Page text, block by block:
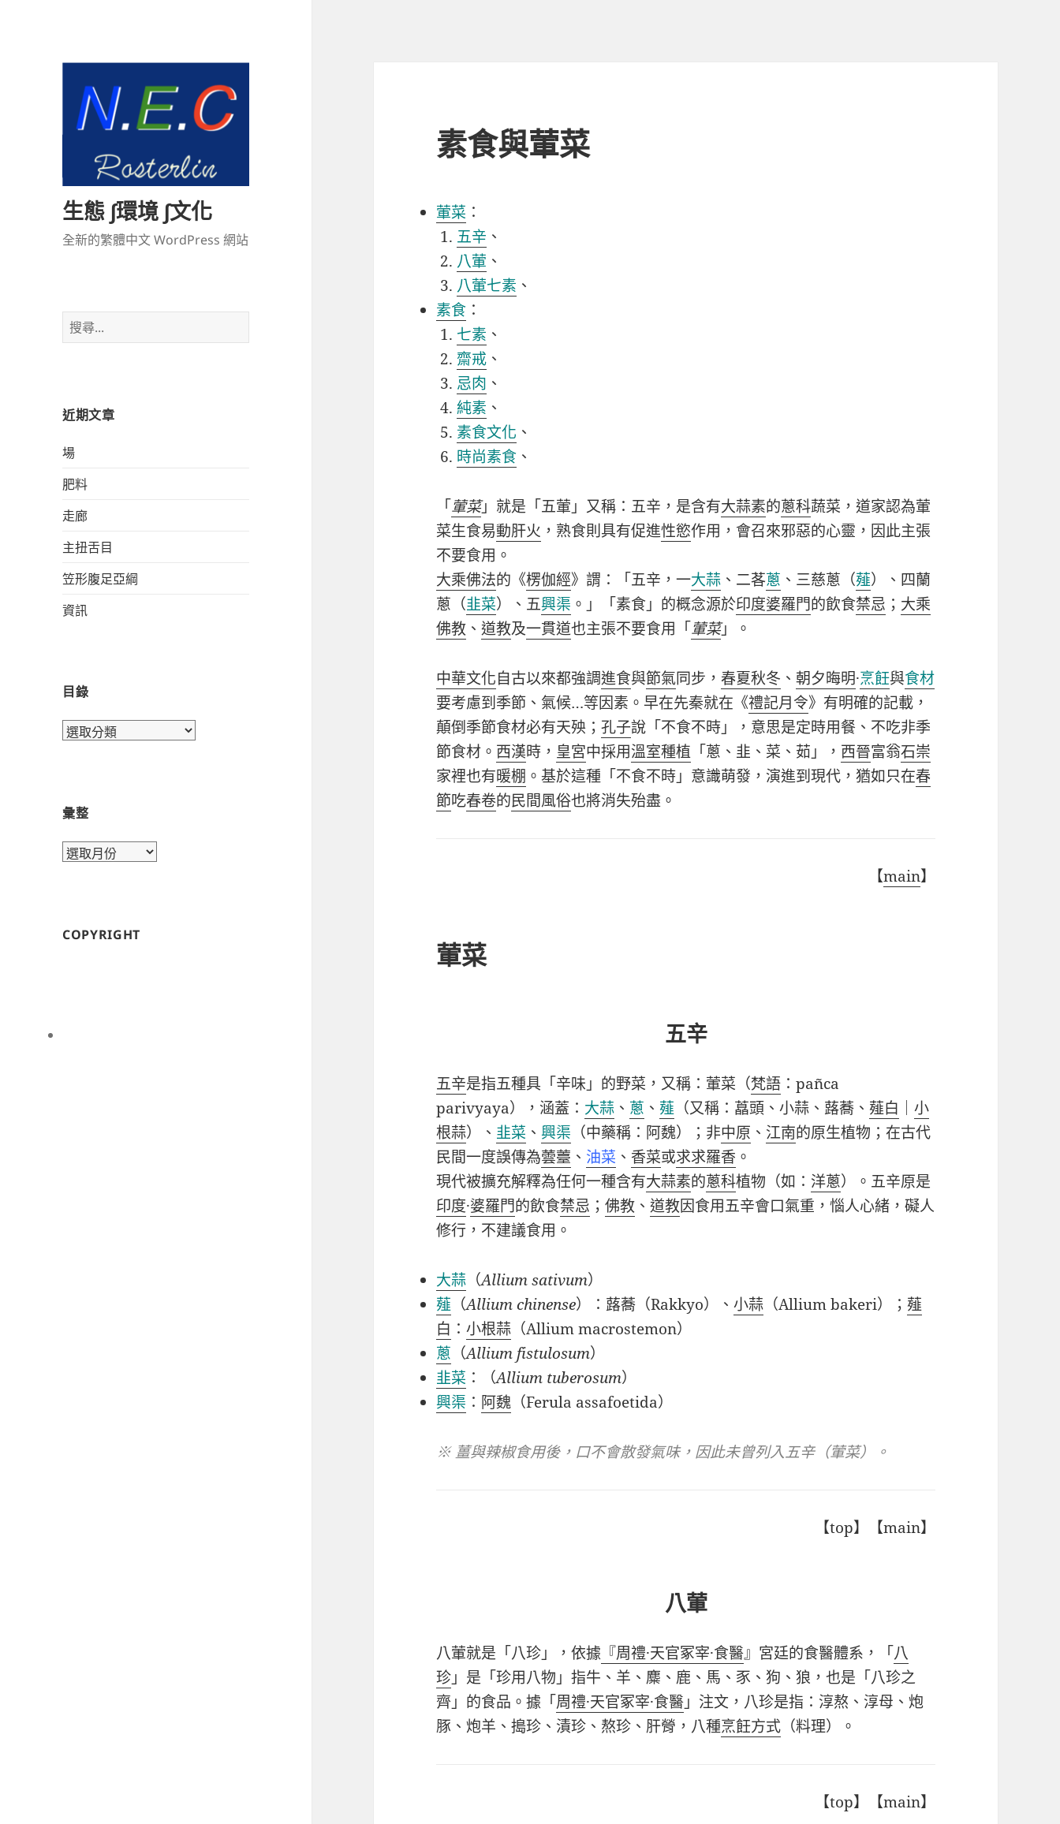
生態 ∫環境 ∫文化
全新的繁體中文 WordPress 網站
搜
尋
近期文章
場
肥料
走廊
主扭舌目
笠形腹足亞綱
資訊
目錄
目
彙整
彙
COPYRIGHT
素食與葷菜
葷菜 ：
五辛 、
八葷 、
八葷七素 、
素食 ：
七素 、
齋戒、
忌肉 、
純素 、
素食文化 、
時尚素食、
「葷菜」就是「五葷」又稱：五辛，是含有大蒜素的蔥科蔬菜，道家認為葷
菜生食易動肝火 ，熟食則具有促進性慾作用，會召來邪惡的心靈，因此主張
不要食用。
大乘佛法的《楞伽經》謂：「五辛，一大蒜 、二茖蔥 、三慈蔥（薤）、四蘭
蔥（韭菜）、五興渠 。」「素食」的概念源於印度婆羅門的飲食禁忌 ； 大乘
佛教 、道教及一貫道也主張不要食用「葷菜」。
中華文化自古以來都強調進食與節氣同步， 春夏秋冬 、朝夕晦明·烹飪與食材
要考慮到季節、氣候…等因素。早在先秦就在《禮記月令》有明確的記載，
顛倒季節食材必有天殃；孔子說「不食不時」，意思是定時用餐、不吃非季
節食材。 西漢時， 皇宮中採用溫室種植 「蔥、韭、菜、茹」， 西晉富翁石崇
家裡也有暖棚 。基於這種「不食不時」意識萌發，演進到現代，猶如只在春
節吃春卷的民間風俗也將消失殆盡。
【main】
葷菜
五辛
五辛是指五種具「辛味」的野菜，又稱： 葷菜 （梵語 ：pañca
parivyaya），涵蓋： 大蒜 、 蔥 、 薤 （又稱：藠頭、小蒜、蕗蕎、 薤白 ｜小
根蒜）、 韭菜 、興渠 （中藥稱：阿魏）；非中原 、 江南的原生植物；在古代
民間一度誤傳為蕓薹 、 油菜 、 香菜或求求羅香 。
現代被擴充解釋為任何一種含有大蒜素的蔥科植物（如： 洋蔥）。五辛原是
印度·婆羅門的飲食禁忌 ；佛教 、道教因食用五辛會口氣重，惱人心緒，礙人
修行，不建議食用。
大蒜 （Allium sativum）
薤 （Allium chinense）：蕗蕎（Rakkyo）、小蒜 （Allium bakeri）； 薤
白 ：小根蒜 （Allium macrostemon）
蔥 （Allium fistulosum）
韭菜 ：（Allium tuberosum）
興渠 ： 阿魏 （Ferula assafoetida）
※ 薑與辣椒食用後，口不會散發氣味，因此未曾列入五辛（葷菜）。
【top】【main】
八葷
八葷就是「八珍」，依據 『周禮·天官冢宰·食醫』宮廷的食醫體系，「八
珍」是「珍用八物」指牛、羊、麋、鹿、馬、豕、狗、狼，也是「八珍之
齊」的食品。據「周禮·天官冢宰·食醫」注文，八珍是指：淳熬、淳母、炮
豚、炮羊、搗珍、漬珍、熬珍、肝膋，八種烹飪方式 （料理）。
【top】【main】